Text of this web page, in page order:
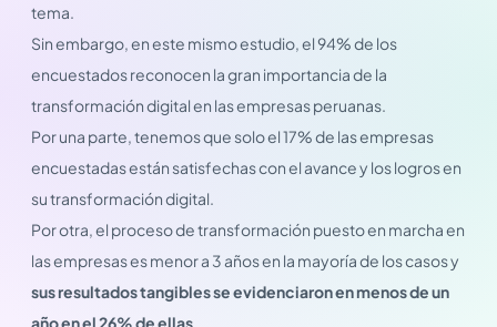
tema.
Sin embargo, en este mismo estudio, el 94% de los
encuestados reconocen la gran importancia de la
transformación digital en las empresas peruanas.
Por una parte, tenemos que solo el 17% de las empresas
encuestadas están satisfechas con el avance y los logros en
su transformación digital.
Por otra, el proceso de transformación puesto en marcha en
las empresas es menor a 3 años en la mayoría de los casos y
sus resultados tangibles se evidenciaron en menos de un
año en el 26% de ellas